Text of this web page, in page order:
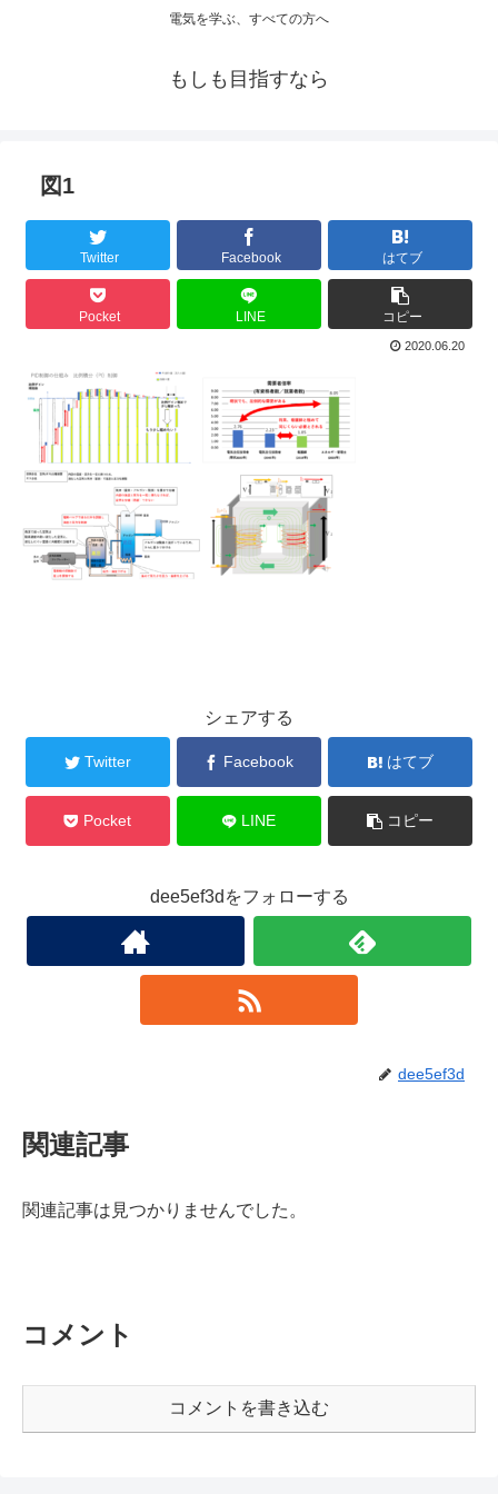
電気を学ぶ、すべての方へ
もしも目指すなら
図1
Twitter Facebook はてブ
Pocket LINE コピー
2020.06.20
シェアする
Twitter Facebook はてブ
Pocket LINE コピー
dee5ef3dをフォローする
dee5ef3d
関連記事
関連記事は見つかりませんでした。
コメント
コメントを書き込む